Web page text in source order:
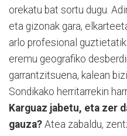
orekatu bat sortu dugu.
eta gizonak gara,
arlo profesional
eremu geografiko
garrantzitsuena, kalean
Sondikako herritarrekin
Karguaz jabetu, eta zer
gauza? Atea zabaldu,